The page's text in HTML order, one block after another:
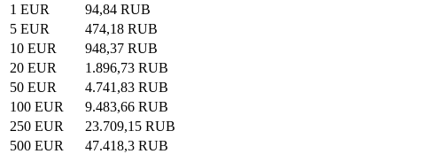
1 EUR
94,84 RUB
5 EUR
474,18 RUB
10 EUR
948,37 RUB
20 EUR
1.896,73 RUB
50 EUR
4.741,83 RUB
100 EUR
9.483,66 RUB
250 EUR
23.709,15 RUB
500 EUR
47.418,3 RUB